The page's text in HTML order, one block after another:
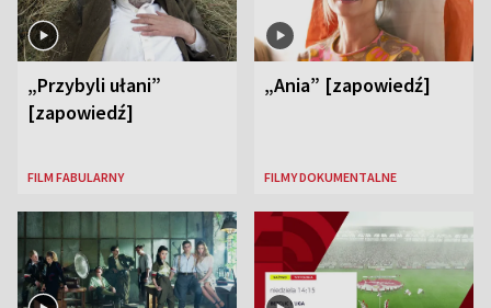
„Przybyli ułani”
[zapowiedź]
FILM FABULARNY
„Ania” [zapowiedź]
FILMY DOKUMENTALNE